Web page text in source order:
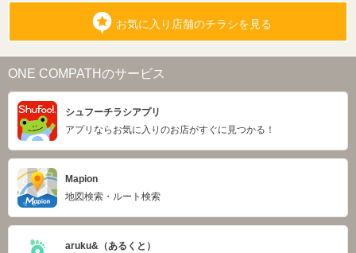
お気に入り店舗のチラシを見る
ONE COMPATHのサービス
シュフーチラシアプリ
アプリならお気に入りのお店がすぐに見つかる！
Mapion
地図検索・ルート検索
aruku&（あるくと）